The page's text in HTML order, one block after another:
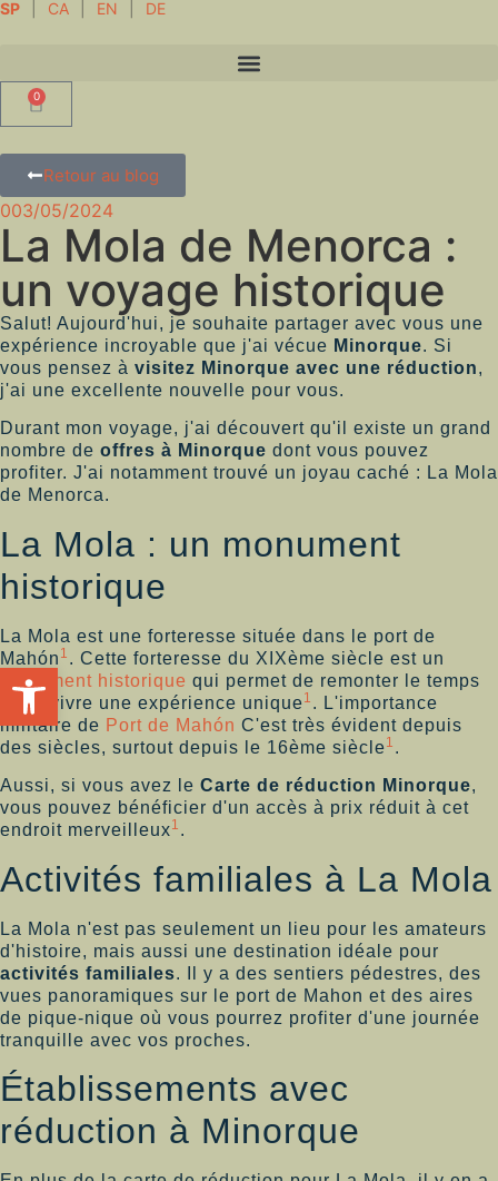
SP CA EN DE
0
Retour au blog
003/05/2024
La Mola de Menorca :
un voyage historique
Salut! Aujourd'hui, je souhaite partager avec vous une
expérience incroyable que j'ai vécue Minorque. Si
vous pensez à visitez Minorque avec une réduction,
j'ai une excellente nouvelle pour vous.
Durant mon voyage, j'ai découvert qu'il existe un grand
nombre de offres à Minorque dont vous pouvez
profiter. J'ai notamment trouvé un joyau caché : La Mola
de Menorca.
La Mola : un monument
historique
La Mola est une forteresse située dans le port de
Mahón 1 . Cette forteresse du XIXème siècle est un
Monument historique qui permet de remonter le temps
et de vivre une expérience unique1 . L'importance
militaire de Port de Mahón C'est très évident depuis
des siècles, surtout depuis le 16ème siècle1 .
Aussi, si vous avez le Carte de réduction Minorque,
vous pouvez bénéficier d'un accès à prix réduit à cet
endroit merveilleux1 .
Activités familiales à La Mola
La Mola n'est pas seulement un lieu pour les amateurs
d'histoire, mais aussi une destination idéale pour
activités familiales. Il y a des sentiers pédestres, des
vues panoramiques sur le port de Mahon et des aires
de pique-nique où vous pourrez profiter d'une journée
tranquille avec vos proches.
Établissements avec
réduction à Minorque
Ouvrir la barre d'outils